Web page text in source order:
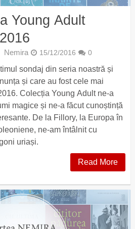
Young Adult
Nemira 15/12/2016 0
sondaj din seria noastră și
și care au fost cele mai
Colecția Young Adult ne-a
magice și ne-a făcut cunoștință
De la Fillory, la Europa în
ne-am întâlnit cu
uriași.
Read More